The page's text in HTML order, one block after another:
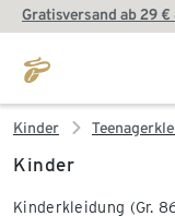
Gratisversand ab 29
Kinder
Kinder
Kinderkleidung (Gr.